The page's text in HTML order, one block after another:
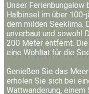
Unser Ferienbungalow
Halbinsel im über
dem milden Seeklima.
unverbaut und sowohl
200 Meter entfernt.
eine Wohltat für die
Genießen Sie das
erholen Sie sich bei
Wattwanderung, einem